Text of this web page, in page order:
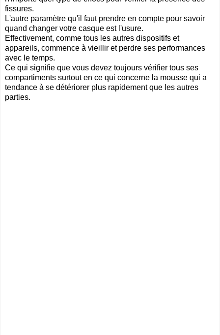
fissures.
L'autre paramètre qu'il faut prendre en compte pour savoir
quand changer votre casque est l'usure.
Effectivement, comme tous les autres dispositifs et
appareils, commence à vieillir et perdre ses performances
avec le temps.
Ce qui signifie que vous devez toujours vérifier tous ses
compartiments surtout en ce qui concerne la mousse qui a
tendance à se détériorer plus rapidement que les autres
parties.